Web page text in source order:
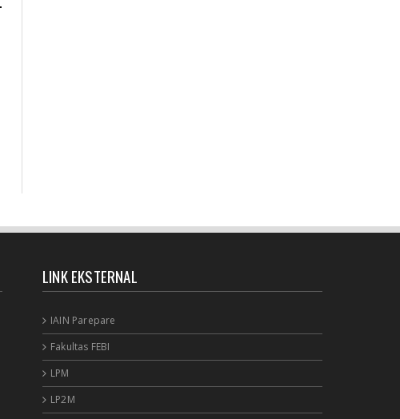
Nuansa berbunga bunga bentuk respon
LINK EKSTERNAL
IAIN Parepare
Fakultas FEBI
LPM
LP2M